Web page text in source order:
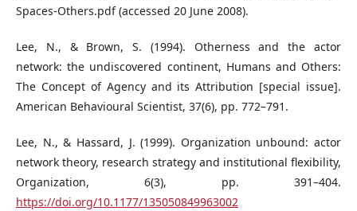
Spaces-Others.pdf (accessed 20 June 2008).
Lee, N., & Brown, S. (1994). Otherness and the actor
network: the undiscovered continent, Humans and Others:
The Concept of Agency and its Attribution [special issue].
American Behavioural Scientist, 37(6), pp. 772–791.
Lee, N., & Hassard, J. (1999). Organization unbound: actor
network theory, research strategy and institutional flexibility,
Organization, 6(3), pp. 391–404.
https://doi.org/10.1177/135050849963002